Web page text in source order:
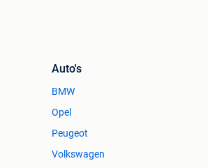
Auto's
BMW
Opel
Peugeot
Volkswagen